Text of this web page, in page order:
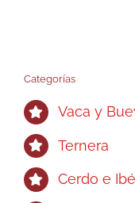
Categorías
Vaca y
Ternera
Cerdo e